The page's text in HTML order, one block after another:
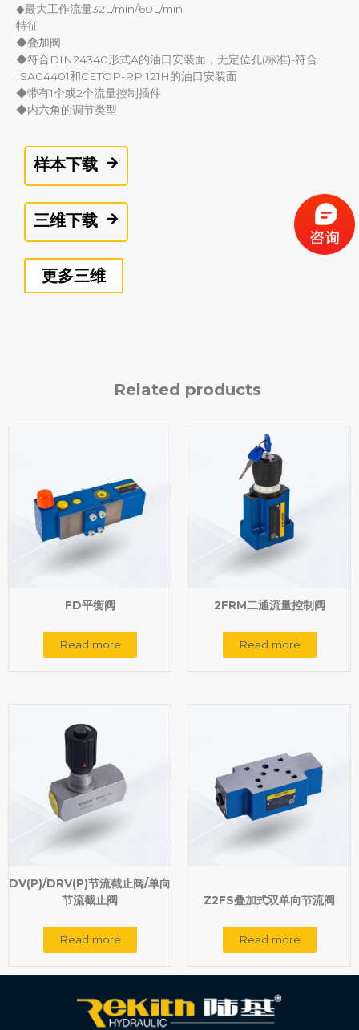
◆最大工作流量32L/min/60L/min
特征
◆叠加阀
◆符合DIN24340形式A的油口安装面，无定位孔(标准)-符合
ISA04401和CETOP-RP 121H的油口安装面
◆带有1个或2个流量控制插件
◆内六角的调节类型
样本下载
三维下载
更多三维
Related products
FD平衡阀
Read more
2FRM二通流量控制阀
Read more
DV(P)/DRV(P)节流截止阀/单向
节流截止阀
Read more
Z2FS叠加式双单向节流阀
Read more